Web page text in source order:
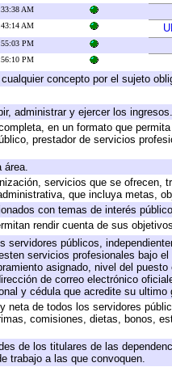
AM
AM
PM
PM
concepto por el sujeto
administrar y ejercer los ingresos.
en un formato que
prestador de servicios
área.
servicios que se
que incluya metas,
con temas de interés
rendir cuenta de sus
servidores públicos,
servicios profesionales bajo
asignado, nivel del
de correo electrónico
y cédula que acredite su ultimo
neta de todos los servidores
comisiones, dietas, bonos,
de los titulares de las
trabajo a las que convoquen.